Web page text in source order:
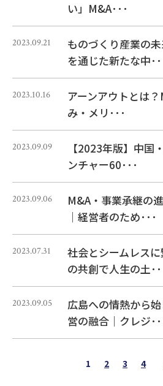
い」M&A･･･
2023.09.21
ものづくり産業の
を通じた新たな中･･
2023.10.16
アーンアウトとは
み・メリ･･･
2023.09.09
【2023年版】中国
ンチャー60･･･
2023.09.06
M&A・事業承継の
｜経営者のため･･･
2023.07.31
社会とシームレス
の共創で人生の土･･
2023.09.05
広島への情熱から
営の融合｜クレジ･･
1 2 3 4